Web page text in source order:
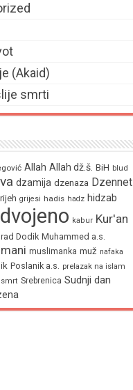
(Akaid)
smrti
Allah Allah dž.š. BiH blud
dzamija dzenaza Dzennet
grijesi hadis hadz hidzab
kabur Kur'an
Dodik Muhammed a.s.
muslimanka muž nafaka
Poslanik a.s. prelazak na islam
smrt Srebrenica Sudnji dan